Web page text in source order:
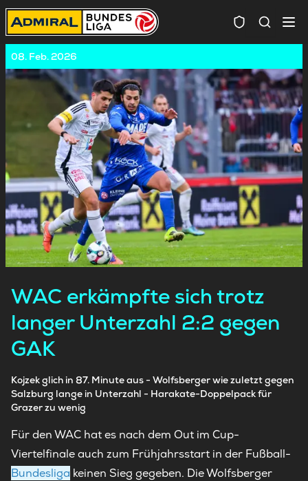
08. Feb. 2026
WAC erkämpfte sich trotz
langer Unterzahl 2:2 gegen
GAK
Kojzek glich in 87. Minute aus - Wolfsberger wie zuletzt gegen
Salzburg lange in Unterzahl - Harakate-Doppelpack für
Grazer zu wenig
Für den WAC hat es nach dem Out im Cup-
Viertelfinale auch zum Frühjahrsstart in der Fußball-
Bundesliga keinen Sieg gegeben. Die Wolfsberger